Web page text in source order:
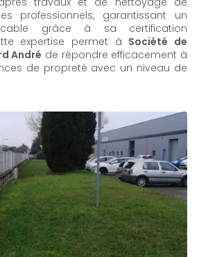
professionnels, garantissant un
grâce à sa certification
expertise permet à Société de
André de répondre efficacement à
de propreté avec un niveau de